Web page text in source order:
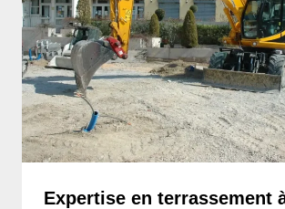
Expertise en terrassement